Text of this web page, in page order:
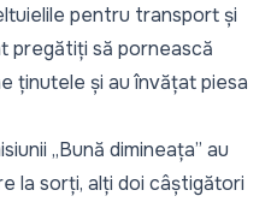
pentru transport și
pregătiți să pornească
ținutele și au învățat piesa
„Bună dimineața” au
la sorți, alți doi câștigători